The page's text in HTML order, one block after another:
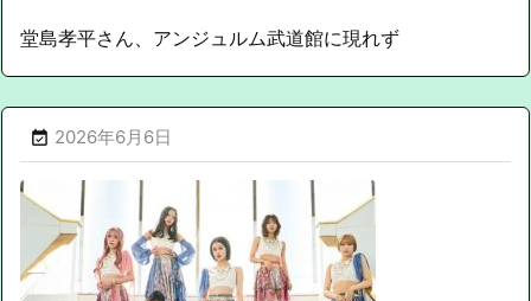
堂島孝平さん、アンジュルム武道館に現れず
 2026年6月6日